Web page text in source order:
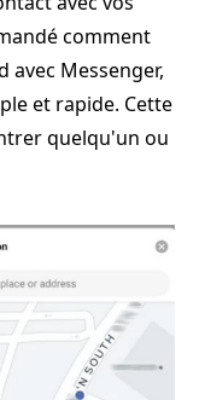
comment
Messenger,
et rapide. Cette
quelqu'un ou